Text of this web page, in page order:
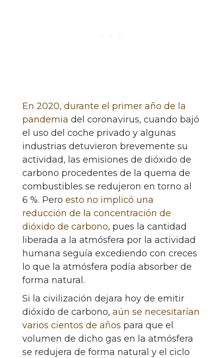
En 2020, durante el primer año de la
pandemia del coronavirus, cuando bajó
el uso del coche privado y algunas
industrias detuvieron brevemente su
actividad, las emisiones de dióxido de
carbono procedentes de la quema de
combustibles se redujeron en torno al
6 %. Pero esto no implicó una
reducción de la concentración de
dióxido de carbono, pues la cantidad
liberada a la atmósfera por la actividad
humana seguía excediendo con creces
lo que la atmósfera podía absorber de
forma natural.
Si la civilización dejara hoy de emitir
dióxido de carbono, aún se necesitarían
varios cientos de años para que el
volumen de dicho gas en la atmósfera
se redujera de forma natural y el ciclo